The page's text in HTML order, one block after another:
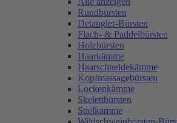
Rundbürsten
Detangler-Bürsten
Flach- & Paddelbürsten
Holzbürsten
Haarkämme
Haarschneidekämme
Kopfmassagebürsten
Lockenkämme
Skelettbürsten
Stielkämme